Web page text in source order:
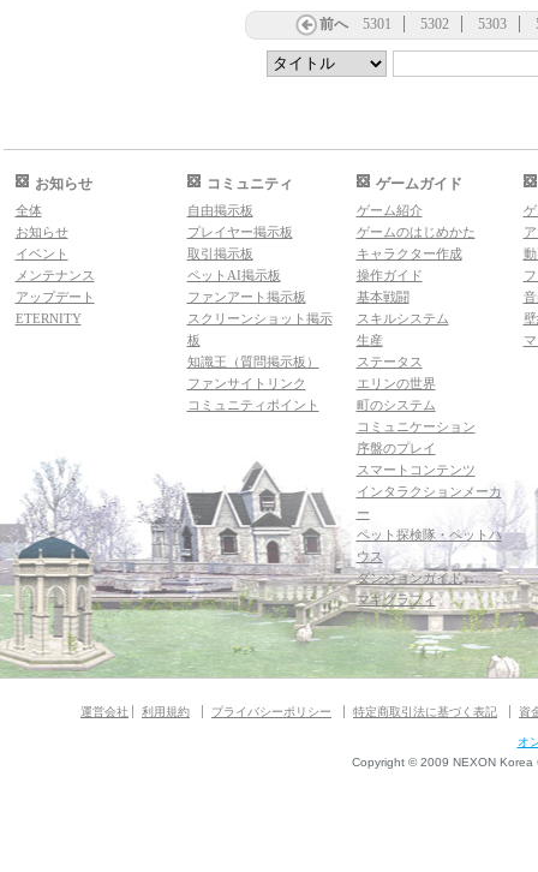
前へ 5301 5302 5303
お知らせ
全体
お知らせ
イベント
メンテナンス
アップデート
ETERNITY
コミュニティ
自由掲示板
プレイヤー掲示板
取引掲示板
ペットAI掲示板
ファンアート掲示板
スクリーンショット掲示
板
知識王（質問掲示板）
ファンサイトリンク
コミュニティポイント
ゲームガイド
ゲーム紹介
ゲームのはじめかた
キャラクター作成
操作ガイド
基本戦闘
スキルシステム
生産
ステータス
エリンの世界
町のシステム
コミュニケーション
序盤のプレイ
スマートコンテンツ
インタラクションメーカ
ー
ペット探検隊・ペットハ
ウス
ダンジョンガイド
マギグラフィ
運営会社 利用規約 プライバシーポリシー 特定商取引法に基づく表記 資
オ
Copyright © 2009 NEXON Korea